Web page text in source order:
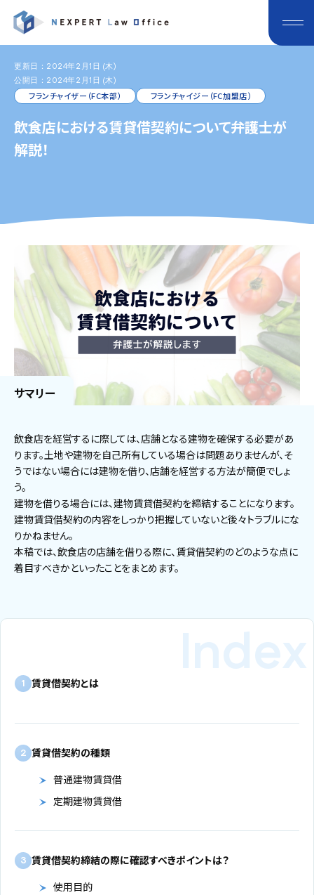
更新日：2024年2月1日 (木)
公開日：2024年2月1日 (木)
フランチャイザー（FC本部）
フランチャイジー（FC加盟店）
飲食店における賃貸借契約について弁護士が
解説！
サマリー
飲食店を経営するに際しては、店舗となる建物を確保する必要があ
ります。土地や建物を自己所有している場合は問題ありませんが、そ
うではない場合には建物を借り、店舗を経営する方法が簡便でしょ
う。
建物を借りる場合には、建物賃貸借契約を締結することになります。
建物賃貸借契約の内容をしっかり把握していないと後々トラブルにな
りかねません。
本稿では、飲食店の店舗を借りる際に、賃貸借契約のどのような点に
着目すべきかといったことをまとめます。
1 賃貸借契約とは
2 賃貸借契約の種類
普通建物賃貸借
定期建物賃貸借
3 賃貸借契約締結の際に確認すべきポイントは？
使用目的